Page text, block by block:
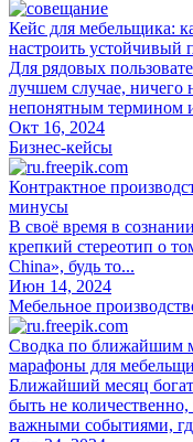
Кейс для мебельщика:
настроить устойчивый
Для рядовых
лучшем случае, ничего
непонятным термином
Окт 16, 2024
Бизнес-кейсы
Контрактное
минусы
В своё время в
крепкий стереотип о
China», будь то...
Июн 14, 2024
Мебельное
Сводка по ближайшим
марафоны для
Ближайший месяц
быть не
важными событиями,